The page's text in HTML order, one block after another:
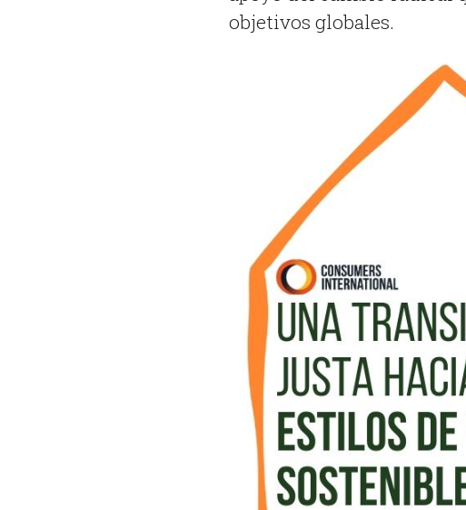
objetivos globales.